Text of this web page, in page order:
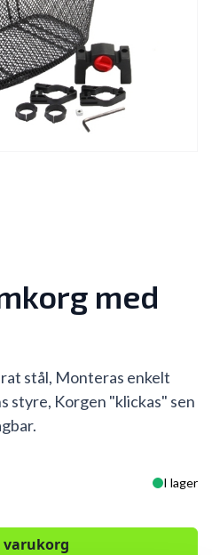
med
stål, Monteras enkelt
styre, Korgen "klickas" sen
I lager
varukorg